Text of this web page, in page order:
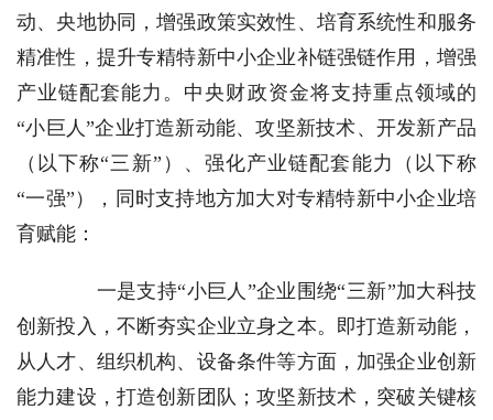
动、央地协同，增强政策实效性、培育系统性和服务
精准性，提升专精特新中小企业补链强链作用，增强
产业链配套能力。中央财政资金将支持重点领域的
“小巨人”企业打造新动能、攻坚新技术、开发新产品
（以下称“三新”）、强化产业链配套能力（以下称
“一强”），同时支持地方加大对专精特新中小企业培
育赋能：
一是支持“小巨人”企业围绕“三新”加大科技
创新投入，不断夯实企业立身之本。即打造新动能，
从人才、组织机构、设备条件等方面，加强企业创新
能力建设，打造创新团队；攻坚新技术，突破关键核